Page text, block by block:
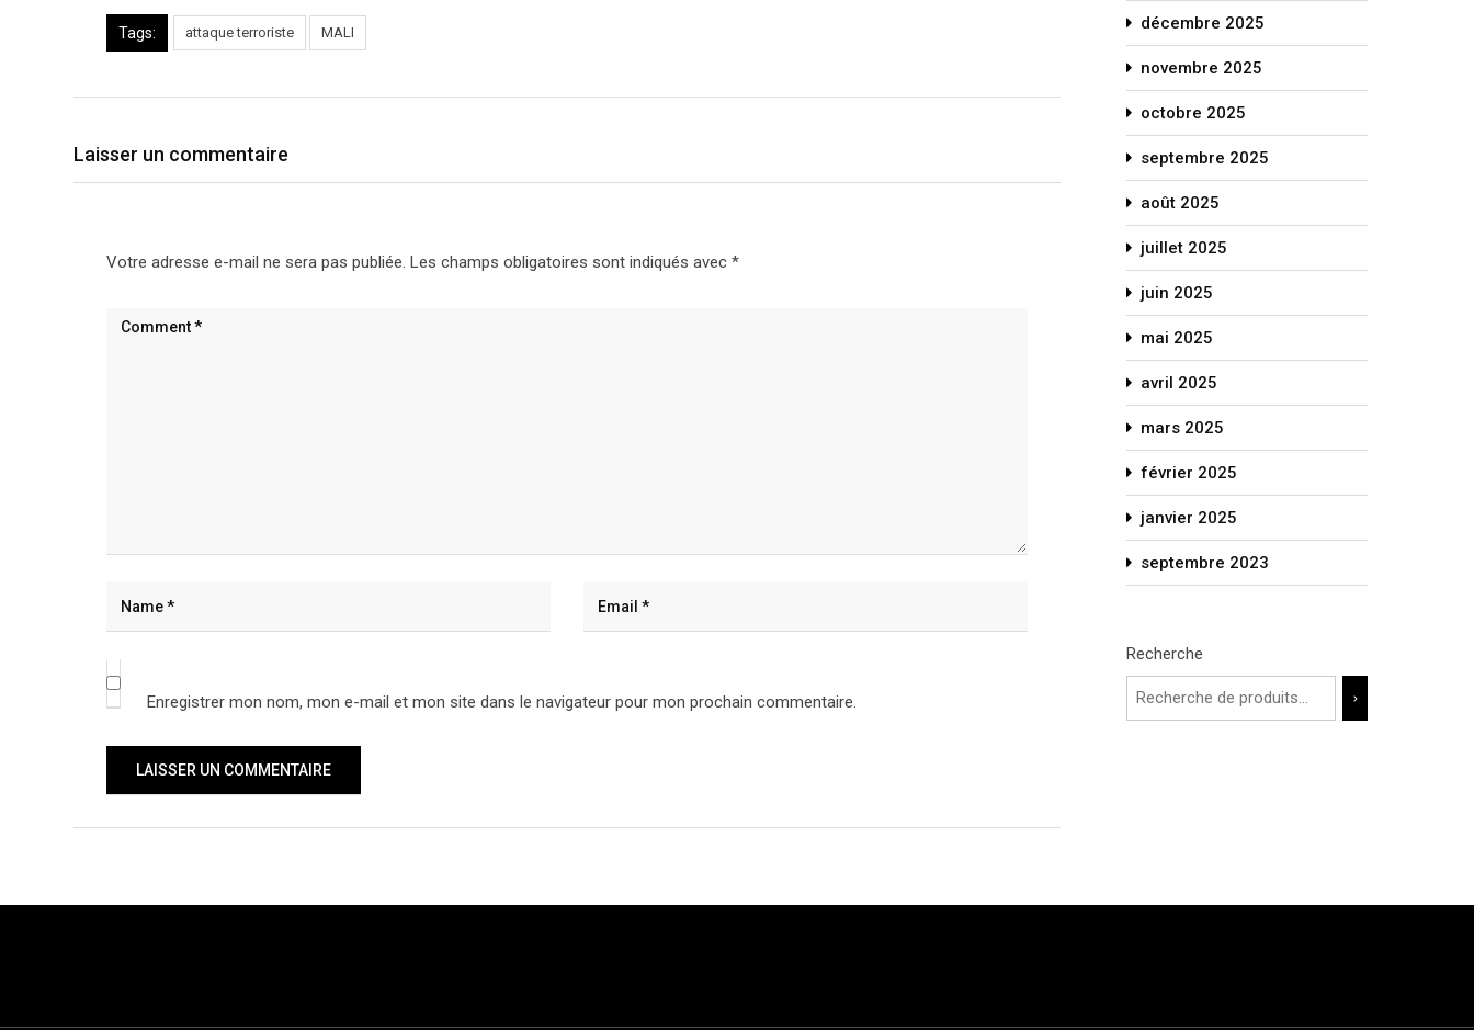
Tags: attaque terroriste MALI
Laisser un commentaire
Votre adresse e-mail ne sera pas publiée. Les champs obligatoires sont indiqués avec *
Enregistrer mon nom, mon e-mail et mon site dans le navigateur pour mon prochain commentaire.
décembre 2025
novembre 2025
octobre 2025
septembre 2025
août 2025
juillet 2025
juin 2025
mai 2025
avril 2025
mars 2025
février 2025
janvier 2025
septembre 2023
Recherche